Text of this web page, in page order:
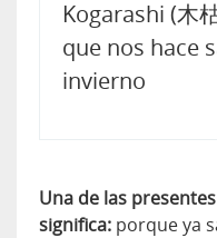
Kogarashi (木
que nos hace
invierno
Una de las
significa: porque ya